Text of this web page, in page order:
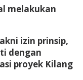
melakukan
izin prinsip,
dengan
proyek Kilang